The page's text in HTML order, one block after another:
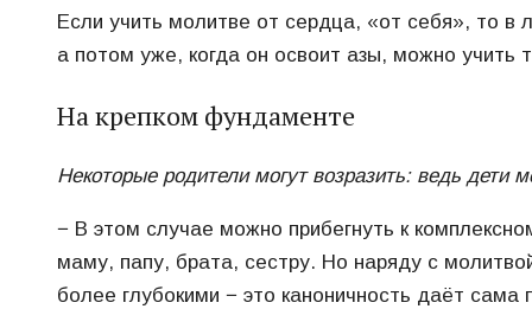
Если учить молитве от сердца, «от себя», то в
а потом уже, когда он освоит азы, можно
На крепком фундаменте
Некоторые родители могут возразить: ведь дети
− В этом случае можно прибегнуть к
маму, папу, брата, сестру. Но наряду с
более глубокими − это каноничность даёт сама